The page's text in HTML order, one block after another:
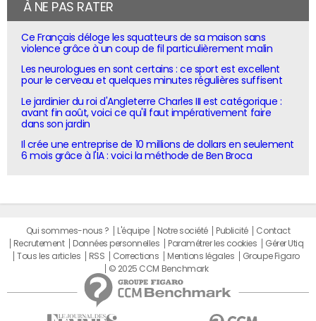
À NE PAS RATER
Ce Français déloge les squatteurs de sa maison sans
violence grâce à un coup de fil particulièrement malin
Les neurologues en sont certains : ce sport est excellent
pour le cerveau et quelques minutes régulières suffisent
Le jardinier du roi d'Angleterre Charles III est catégorique :
avant fin août, voici ce qu'il faut impérativement faire
dans son jardin
Il crée une entreprise de 10 millions de dollars en seulement
6 mois grâce à l'IA : voici la méthode de Ben Broca
Qui sommes-nous ? L'équipe Notre société Publicité
Contact
Recrutement
Données personnelles Paramétrer les cookies
Gérer Utiq
Tous les articles
RSS Corrections Mentions légales
Groupe Figaro
© 2025 CCM Benchmark